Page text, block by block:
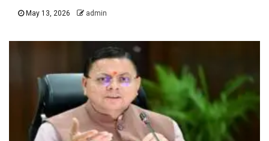
May 13, 2026 admin